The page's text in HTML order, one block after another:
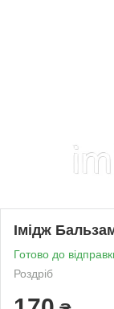
Імідж
Готово до
Роздріб